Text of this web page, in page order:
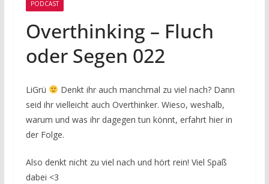
PODCAST
Overthinking – Fluch
oder Segen 022
LiGrü
Denkt ihr auch manchmal zu viel nach? Dann
seid ihr vielleicht auch Overthinker. Wieso, weshalb,
warum und was ihr dagegen tun könnt, erfahrt hier in
der Folge.
Also denkt nicht zu viel nach und hört rein! Viel Spaß
dabei <3